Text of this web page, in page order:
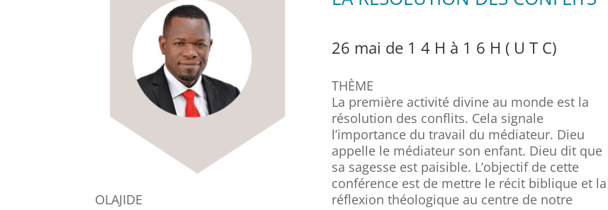
OLAJIDE
26 mai de 1 4 H à 1 6 H ( U T C)
THÈME
La première activité divine au monde est la
résolution des conflits. Cela signale
l’importance du travail du médiateur. Dieu
appelle le médiateur son enfant. Dieu dit que
sa sagesse est paisible. L’objectif de cette
conférence est de mettre le récit biblique et la
réflexion théologique au centre de notre